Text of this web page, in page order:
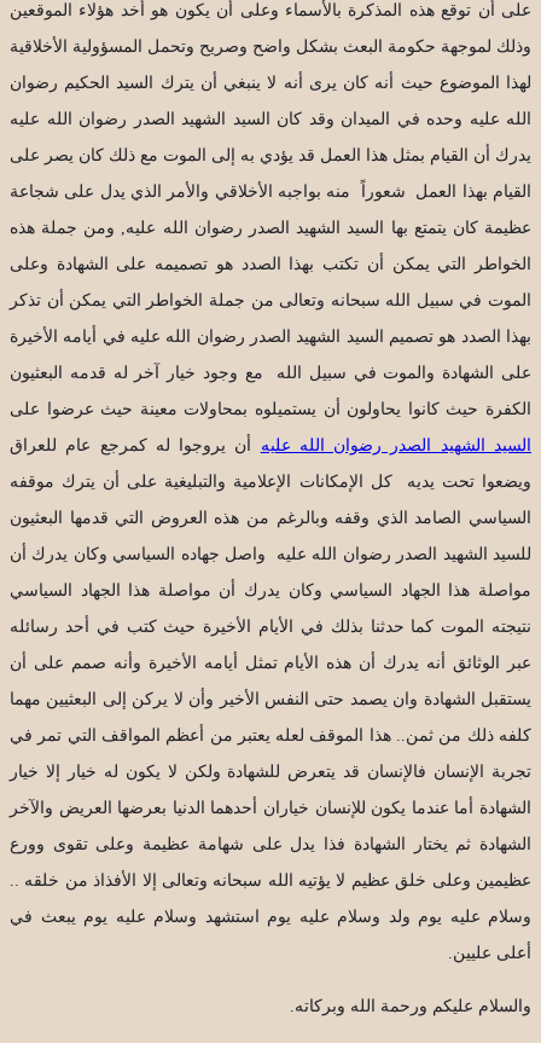
على أن توقع هذه المذكرة بالأسماء وعلى أن يكون هو أخد هؤلاء الموقعين
وذلك لموجهة حكومة البعث بشكل واضح وصريح وتحمل المسؤولية الأخلاقية
لهذا الموضوع حيث أنه كان يرى أنه لا ينبغي أن يترك السيد الحكيم رضوان
الله عليه وحده في الميدان وقد كان السيد الشهيد الصدر رضوان الله عليه
يدرك أن القيام بمثل هذا العمل قد يؤدي به إلى الموت مع ذلك كان يصر على
القيام بهذا العمل شعوراً منه بواجبه الأخلاقي والأمر الذي يدل على شجاعة
عظيمة كان يتمتع بها السيد الشهيد الصدر رضوان الله عليه, ومن جملة هذه
الخواطر التي يمكن أن تكتب بهذا الصدد هو تصميمه على الشهادة وعلى
الموت في سبيل الله سبحانه وتعالى من جملة الخواطر التي يمكن أن تذكر
بهذا الصدد هو تصميم السيد الشهيد الصدر رضوان الله عليه في أيامه الأخيرة
على الشهادة والموت في سبيل الله مع وجود خيار آخر له قدمه البعثيون
الكفرة حيث كانوا يحاولون أن يستميلوه بمحاولات معينة حيث عرضوا على
السيد الشهيد الصدر رضوان الله عليه أن يروجوا له كمرجع عام للعراق
ويضعوا تحت يديه كل الإمكانات الإعلامية والتبليغية على أن يترك موقفه
السياسي الصامد الذي وقفه وبالرغم من هذه العروض التي قدمها البعثيون
للسيد الشهيد الصدر رضوان الله عليه واصل جهاده السياسي وكان يدرك أن
مواصلة هذا الجهاد السياسي وكان يدرك أن مواصلة هذا الجهاد السياسي
نتيجته الموت كما حدثنا بذلك في الأيام الأخيرة حيث كتب في أحد رسائله
عبر الوثائق أنه يدرك أن هذه الأيام تمثل أيامه الأخيرة وأنه صمم على أن
يستقبل الشهادة وان يصمد حتى النفس الأخير وأن لا يركن إلى البعثيين مهما
كلفه ذلك من ثمن.. هذا الموقف لعله يعتبر من أعظم المواقف التي تمر في
تجربة الإنسان فالإنسان قد يتعرض للشهادة ولكن لا يكون له خيار إلا خيار
الشهادة أما عندما يكون للإنسان خياران أحدهما الدنيا بعرضها العريض والآخر
الشهادة ثم يختار الشهادة فذا يدل على شهامة عظيمة وعلى تقوى وورع
عظيمين وعلى خلق عظيم لا يؤتيه الله سبحانه وتعالى إلا الأفذاذ من خلقه ..
وسلام عليه يوم ولد وسلام عليه يوم استشهد وسلام عليه يوم يبعث في
أعلى عليين.
والسلام عليكم ورحمة الله وبركاته.